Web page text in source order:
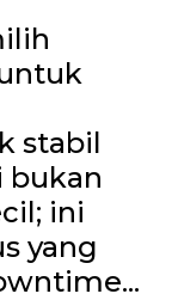
stabil
bukan
ini
yang